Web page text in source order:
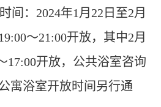
间： 2024年1 月 22 日至2月
～21:00开放，其中2月
17:00开放，公共浴室咨询
寓浴室开放时间另行通